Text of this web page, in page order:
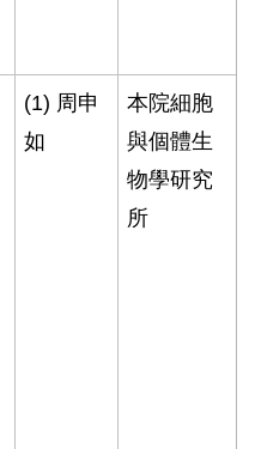
(1) 周申
如
本院細胞
與個體生
物學研究
所